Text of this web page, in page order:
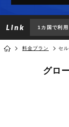
1カ国で利用
料金プラン セ
グロ